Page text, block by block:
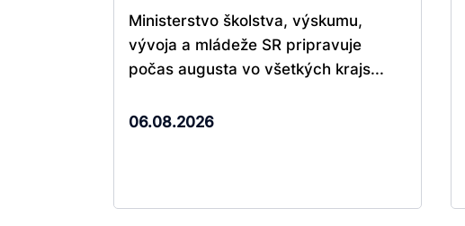
Ministerstvo školstva, výskumu,
vývoja a mládeže SR pripravuje
počas augusta vo všetkých krajs...
06.08.2026